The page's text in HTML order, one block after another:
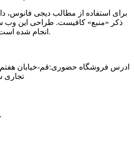
برای استفاده از مطالب دیجی فانوس،
ذکر «منبع» کافیست. طراحی این وب
انجام شده است.
ادرس فروشگاه حضوری:قم-خیابان
تجاری
سبد خرید شما خالی است.